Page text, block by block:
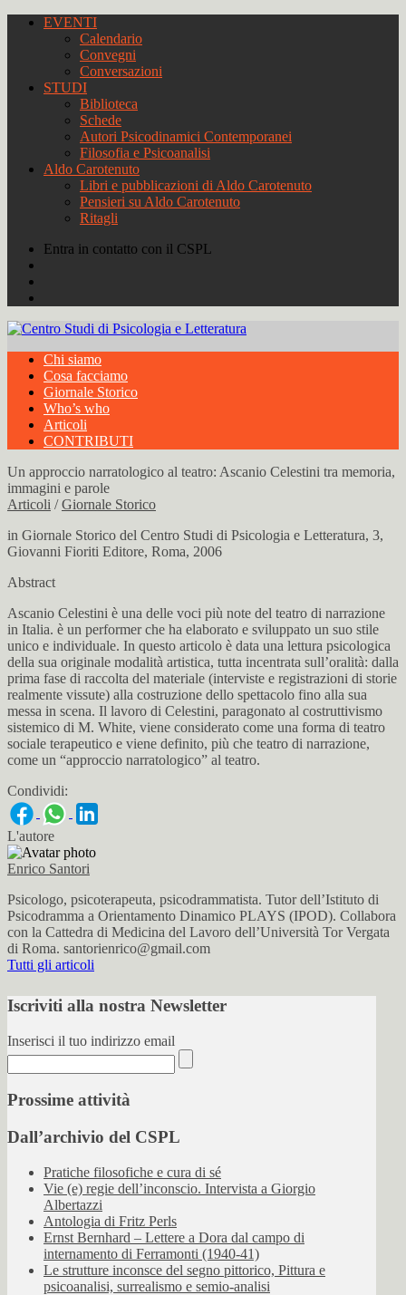
EVENTI
Calendario
Convegni
Conversazioni
STUDI
Biblioteca
Schede
Autori Psicodinamici Contemporanei
Filosofia e Psicoanalisi
Aldo Carotenuto
Libri e pubblicazioni di Aldo Carotenuto
Pensieri su Aldo Carotenuto
Ritagli
Entra in contatto con il CSPL
Chi siamo
Cosa facciamo
Giornale Storico
Who’s who
Articoli
CONTRIBUTI
Un approccio narratologico al teatro: Ascanio Celestini tra memoria,
immagini e parole
Articoli /Giornale Storico
in Giornale Storico del Centro Studi di Psicologia e Letteratura, 3,
Giovanni Fioriti Editore, Roma, 2006
Abstract
Ascanio Celestini è una delle voci più note del teatro di narrazione
in Italia. è un performer che ha elaborato e sviluppato un suo stile
unico e individuale. In questo articolo è data una lettura psicologica
della sua originale modalità artistica, tutta incentrata sull’oralità: dalla
prima fase di raccolta del materiale (interviste e registrazioni di storie
realmente vissute) alla costruzione dello spettacolo fino alla sua
messa in scena. Il lavoro di Celestini, paragonato al costruttivismo
sistemico di M. White, viene considerato come una forma di teatro
sociale terapeutico e viene definito, più che teatro di narrazione,
come un “approccio narratologico” al teatro.
Condividi:
L'autore
Enrico Santori
Psicologo, psicoterapeuta, psicodrammatista. Tutor dell’Istituto di
Psicodramma a Orientamento Dinamico PLAYS (IPOD). Collabora
con la Cattedra di Medicina del Lavoro dell’Università Tor Vergata
di Roma. santorienrico@gmail.com
Tutti gli articoli
Iscriviti alla nostra Newsletter
Inserisci il tuo indirizzo email
Prossime attività
Dall’archivio del CSPL
Pratiche filosofiche e cura di sé
Vie (e) regie dell’inconscio. Intervista a Giorgio
Albertazzi
Antologia di Fritz Perls
Ernst Bernhard – Lettere a Dora dal campo di
internamento di Ferramonti (1940-41)
Le strutture inconsce del segno pittorico, Pittura e
psicoanalisi, surrealismo e semio-analisi